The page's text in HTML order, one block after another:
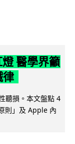
醫學界籲
律
聽損。本文盤點 4
則」及 Apple 內